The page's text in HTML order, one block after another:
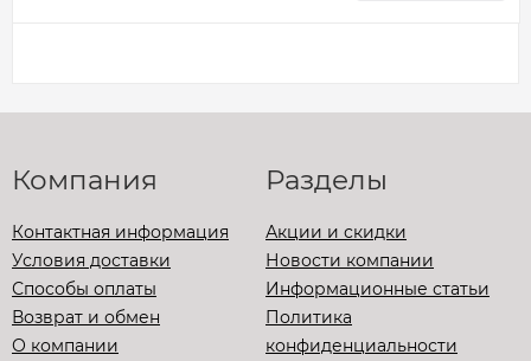
Компания
Контактная информация
Условия доставки
Способы оплаты
Возврат и обмен
О компании
Разделы
Акции и скидки
Новости компании
Информационные статьи
Политика
конфиденциальности